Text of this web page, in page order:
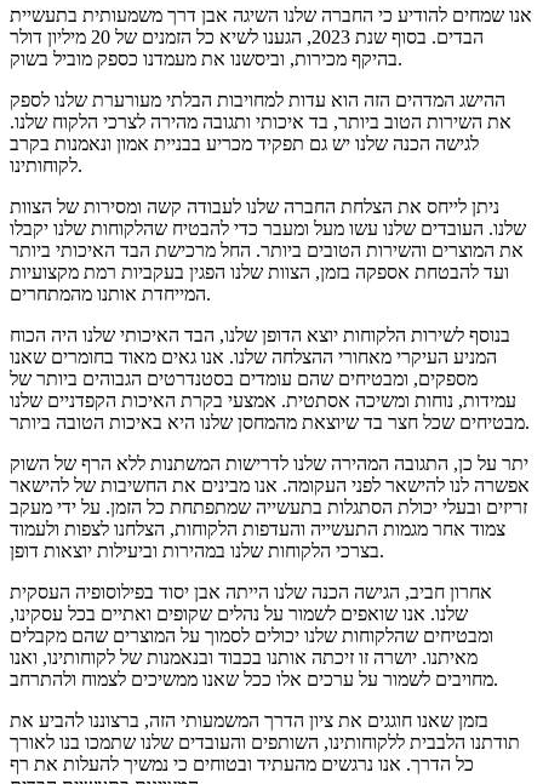
אנו שמחים להודיע ​​כי החברה שלנו השיגה אבן דרך משמעותית בתעשיית
הבדים. בסוף שנת 2023, הגענו לשיא כל הזמנים של 20 מיליון דולר
בהיקף מכירות, וביסשנו את מעמדנו כספק מוביל בשוק.
ההישג המדהים הזה הוא עדות למחויבות הבלתי מעורערת שלנו לספק
את השירות הטוב ביותר, בד איכותי ותגובה מהירה לצרכי הלקוח שלנו.
לגישה הכנה שלנו יש גם תפקיד מכריע בבניית אמון ונאמנות בקרב
לקוחותינו.
ניתן לייחס את הצלחת החברה שלנו לעבודה קשה ומסירות של הצוות
שלנו. העובדים שלנו עשו מעל ומעבר כדי להבטיח שהלקוחות שלנו יקבלו
את המוצרים והשירות הטובים ביותר. החל מרכישת הבד האיכותי ביותר
ועד להבטחת אספקה ​​בזמן, הצוות שלנו הפגין בעקביות רמת מקצועיות
המייחדת אותנו מהמתחרים.
בנוסף לשירות הלקוחות יוצא הדופן שלנו, הבד האיכותי שלנו היה הכוח
המניע העיקרי מאחורי ההצלחה שלנו. אנו גאים מאוד בחומרים שאנו
מספקים, ומבטיחים שהם עומדים בסטנדרטים הגבוהים ביותר של
עמידות, נוחות ומשיכה אסתטית. אמצעי בקרת האיכות הקפדניים שלנו
מבטיחים שכל חצר בד שיוצאת מהמחסן שלנו היא באיכות הטובה ביותר.
יתר על כן, התגובה המהירה שלנו לדרישות המשתנות ללא הרף של השוק
אפשרה לנו להישאר לפני העקומה. אנו מבינים את החשיבות של להישאר
זריזים ובעלי יכולת הסתגלות בתעשייה שמתפתחת כל הזמן. על ידי מעקב
צמוד אחר מגמות התעשייה והעדפות הלקוחות, הצלחנו לצפות ולעמוד
בצרכי הלקוחות שלנו במהירות וביעילות יוצאות דופן.
אחרון חביב, הגישה הכנה שלנו הייתה אבן יסוד בפילוסופיה העסקית
שלנו. אנו שואפים לשמור על נהלים שקופים ואתיים בכל עסקינו,
ומבטיחים שהלקוחות שלנו יכולים לסמוך על המוצרים שהם מקבלים
מאיתנו. יושרה זו זיכתה אותנו בכבוד ובנאמנות של לקוחותינו, ואנו
מחויבים לשמור על ערכים אלו ככל שאנו ממשיכים לצמוח ולהתרחב.
בזמן שאנו חוגגים את ציון הדרך המשמעותי הזה, ברצוננו להביע את
תודתנו הלבבית ללקוחותינו, השותפים והעובדים שלנו שתמכו בנו לאורך
כל הדרך. אנו נרגשים מהעתיד ובטוחים כי נמשיך להעלות את רף